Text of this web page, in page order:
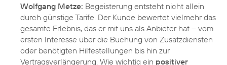
Wolfgang Metze: Begeisterung entsteht nicht allein
durch günstige Tarife. Der Kunde bewertet vielmehr das
gesamte Erlebnis, das er mit uns als Anbieter hat – vom
ersten Interesse über die Buchung von Zusatzdiensten
oder benötigten Hilfestellungen bis hin zur
Vertragsverlängerung. Wie wichtig ein positiver